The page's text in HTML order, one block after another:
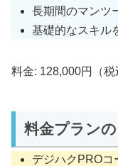
長期間のマンツ
基礎的なスキル
料金: 128,000円（税
料金プラン
デジハクPROコ